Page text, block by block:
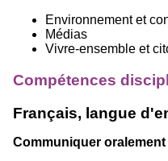
Environnement et
Médias
Vivre-ensemble et
Compétences
Français, langue
Communiquer oralement